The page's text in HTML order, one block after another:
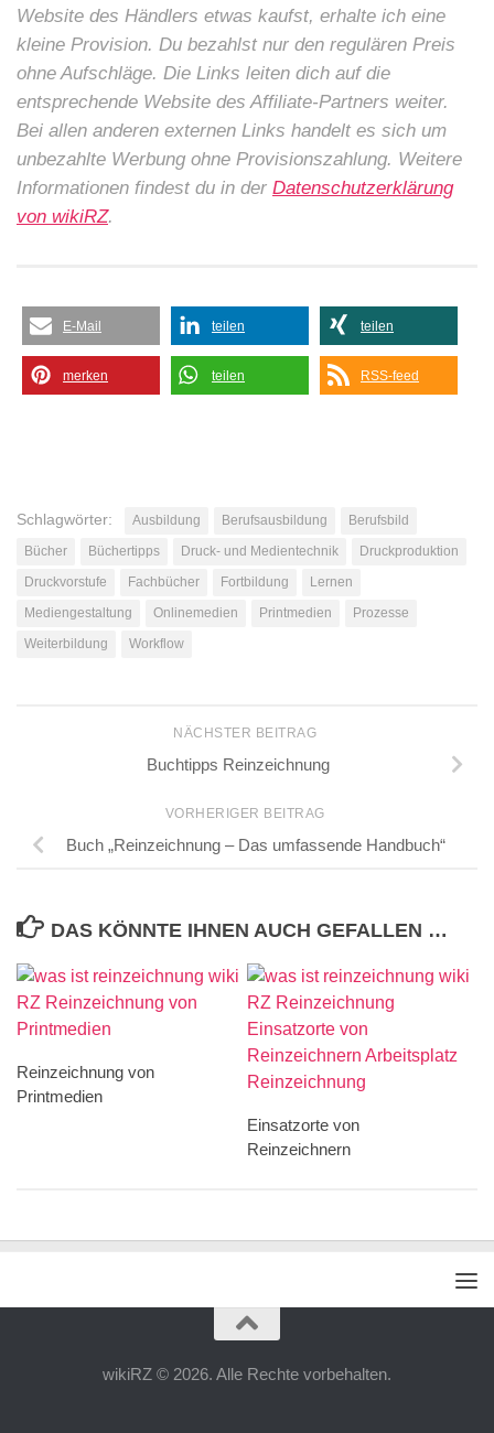
Website des Händlers etwas kaufst, erhalte ich eine
kleine Provision. Du bezahlst nur den regulären Preis
ohne Aufschläge. Die Links leiten dich auf die
entsprechende Website des Affiliate-Partners weiter.
Bei allen anderen externen Links handelt es sich um
unbezahlte Werbung ohne Provisionszahlung. Weitere
Informationen findest du in der Datenschutzerklärung
von wikiRZ.
E-Mail teilen teilen
merken teilen RSS-feed
Schlagwörter: Ausbildung Berufsausbildung
Berufsbild
Bücher
Büchertipps Druck- und Medientechnik
Druckproduktion
Druckvorstufe
Fachbücher Fortbildung
Lernen
Mediengestaltung
Onlinemedien Printmedien
Prozesse
Weiterbildung
Workflow
NÄCHSTER BEITRAG
Buchtipps Reinzeichnung
VORHERIGER BEITRAG
Buch „Reinzeichnung – Das umfassende Handbuch“
DAS KÖNNTE IHNEN AUCH GEFALLEN …
Reinzeichnung von
Printmedien
Einsatzorte von
Reinzeichnern
wikiRZ © 2026. Alle Rechte vorbehalten.